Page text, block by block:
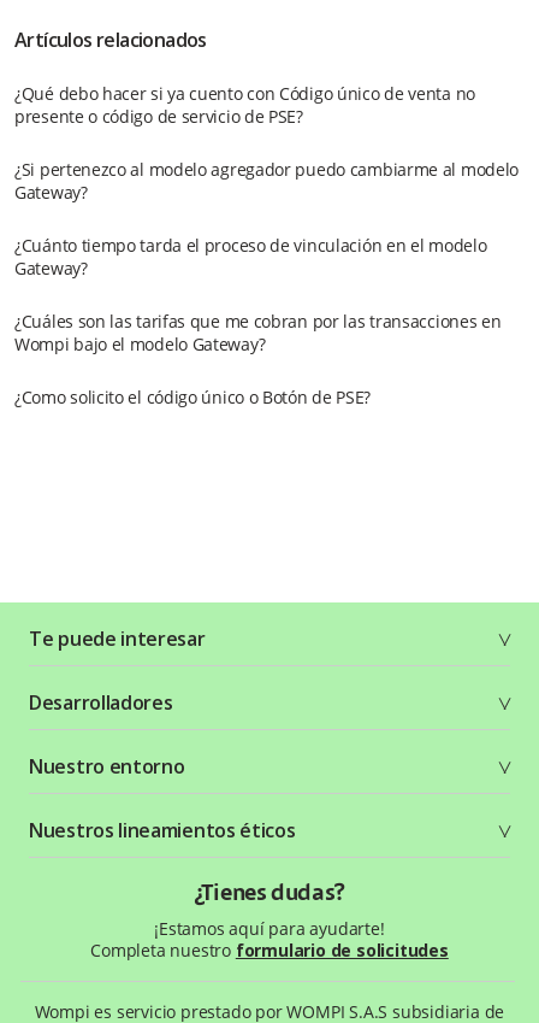
Artículos relacionados
¿Qué debo hacer si ya cuento con Código único de venta no
presente o código de servicio de PSE?
¿Si pertenezco al modelo agregador puedo cambiarme al modelo
Gateway?
¿Cuánto tiempo tarda el proceso de vinculación en el modelo
Gateway?
¿Cuáles son las tarifas que me cobran por las transacciones en
Wompi bajo el modelo Gateway?
¿Como solicito el código único o Botón de PSE?
Te puede interesar
Planes y tarifas
Crea tu cuenta
Seguridad
Términos y condiciones
Política de privacidad
Desarrolladores
Recursos gráficos
Status Page
Nuestro entorno
¿Qué es Wompi?
Wiki Wompi
Preguntas frecuentes
Nuestros lineamientos éticos
¿Tienes dudas?
¡Estamos aquí para ayudarte!
Completa nuestro formulario de solicitudes
Wompi es servicio prestado por WOMPI S.A.S subsidiaria de